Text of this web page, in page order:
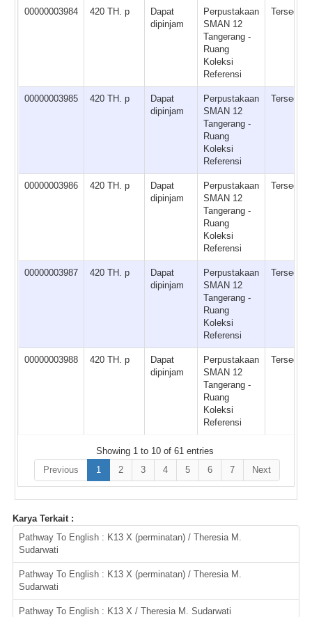
00000003984 420 TH. p
Dapat
dipinjam
Perpustakaan
SMAN 12
Tangerang -
Ruang
Koleksi
Referensi
Tersedia
00000003985 420 TH. p
Dapat
dipinjam
Perpustakaan
SMAN 12
Tangerang -
Ruang
Koleksi
Referensi
Tersedia
00000003986 420 TH. p
Dapat
dipinjam
Perpustakaan
SMAN 12
Tangerang -
Ruang
Koleksi
Referensi
Tersedia
00000003987 420 TH. p
Dapat
dipinjam
Perpustakaan
SMAN 12
Tangerang -
Ruang
Koleksi
Referensi
Tersedia
00000003988 420 TH. p
Dapat
dipinjam
Perpustakaan
SMAN 12
Tangerang -
Ruang
Koleksi
Referensi
Tersedia
Showing 1 to 10 of 61 entries
Previous
1 2 3 4 5 6 7 Next
Karya Terkait :
Pathway To English : K13 X (perminatan) / Theresia M.
Sudarwati
Pathway To English : K13 X (perminatan) / Theresia M.
Sudarwati
Pathway To English : K13 X / Theresia M. Sudarwati